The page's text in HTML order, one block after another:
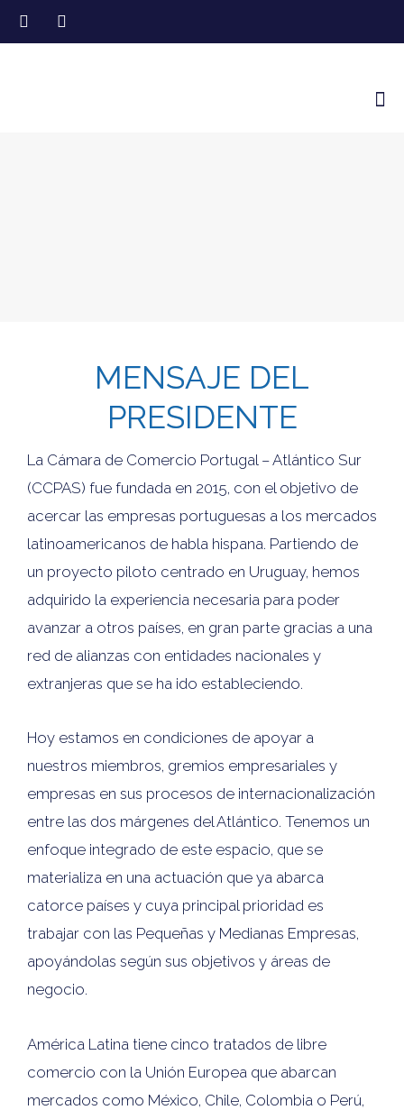
MENSAJE DEL
PRESIDENTE
La Cámara de Comercio Portugal – Atlántico Sur
(CCPAS) fue fundada en 2015, con el objetivo de
acercar las empresas portuguesas a los mercados
latinoamericanos de habla hispana. Partiendo de
un proyecto piloto centrado en Uruguay, hemos
adquirido la experiencia necesaria para poder
avanzar a otros países, en gran parte gracias a una
red de alianzas con entidades nacionales y
extranjeras que se ha ido estableciendo.
Hoy estamos en condiciones de apoyar a
nuestros miembros, gremios empresariales y
empresas en sus procesos de internacionalización
entre las dos márgenes del Atlántico. Tenemos un
enfoque integrado de este espacio, que se
materializa en una actuación que ya abarca
catorce países y cuya principal prioridad es
trabajar con las Pequeñas y Medianas Empresas,
apoyándolas según sus objetivos y áreas de
negocio.
América Latina tiene cinco tratados de libre
comercio con la Unión Europea que abarcan
mercados como México, Chile, Colombia o Perú,